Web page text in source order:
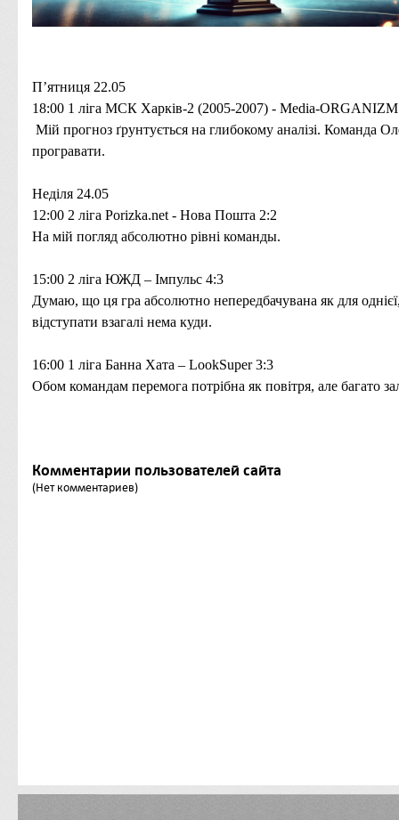
П’ятниця 22.05
18:00 1 ліга МСК Харків-2 (2005-2007) - Media-ORGANIZM
Мій прогноз ґрунтується на глибокому аналізі. Команда
програвати.
Неділя 24.05
12:00 2 ліга Porizka.net - Нова Пошта 2:2
На мій погляд абсолютно рівні команды.
15:00 2 ліга ЮЖД – Імпульс 4:3
Думаю, що ця гра абсолютно непередбачувана як для
відступати взагалі нема куди.
16:00 1 ліга Банна Хата – LookSuper 3:3
Обом командам перемога потрібна як повітря, але багато
Комментарии пользователей сайта
(Нет комментариев)